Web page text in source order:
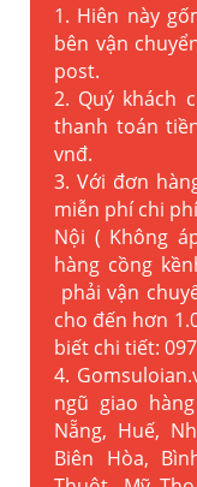
1. Hiên này
bên vận
post.
2. Quý khách
thanh toán
vnđ.
3. Với đơn
miễn phí chi
Nội ( Không
hàng cồng
phải vận
cho đến hơn
biết chi tiết:
4.
ngũ giao
Nẵng, Huế,
Biên Hòa,